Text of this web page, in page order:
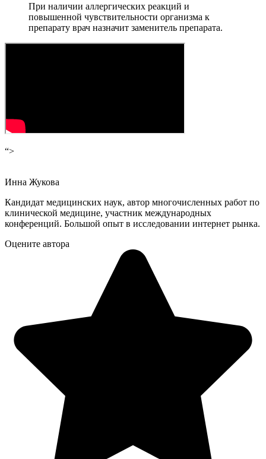
При наличии аллергических реакций и
повышенной чувствительности организма к
препарату врач назначит заменитель препарата.
“>
Инна Жукова
Кандидат медицинских наук, автор многочисленных работ по
клинической медицине, участник международных
конференций. Большой опыт в исследовании интернет рынка.
Оцените автора